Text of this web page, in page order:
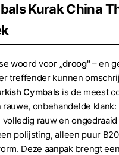
Kurak China
woord voor „droog" – en
treffender kunnen
Cymbals is de meest
onbehandelde
rauw en ongedraaid
polijsting, alleen puur
Deze aanpak brengt